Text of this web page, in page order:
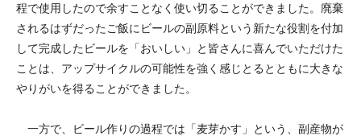
程で使用したので余すことなく使い切ることができました。廃棄
されるはずだったご飯にビールの副原料という新たな役割を付加
して完成したビールを「おいしい」と皆さんに喜んでいただけた
ことは、アップサイクルの可能性を強く感じとるとともに大きな
やりがいを得ることができました。
一方で、ビール作りの過程では「麦芽かす」という、副産物が